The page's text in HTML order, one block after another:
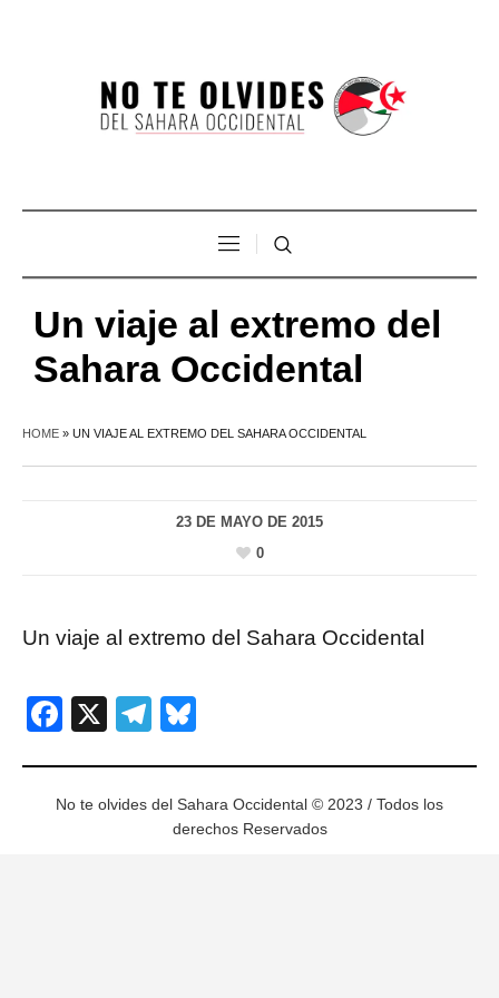
Un viaje al extremo del
Sahara Occidental
HOME » UN VIAJE AL EXTREMO DEL SAHARA OCCIDENTAL
23 DE MAYO DE 2015
0
Un viaje al extremo del Sahara Occidental
Facebook
X Telegram
No te olvides del Sahara Occidental © 2023 / Todos los
derechos Reservados